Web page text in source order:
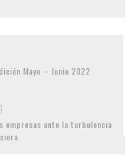
Mayo – Junio 2022
empresas ante la turbulencia